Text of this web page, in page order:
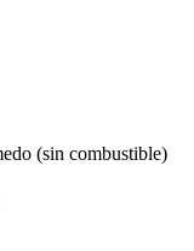
(sin combustible)